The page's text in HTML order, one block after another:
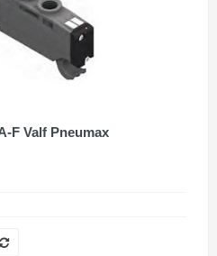
F Valf Pneumax